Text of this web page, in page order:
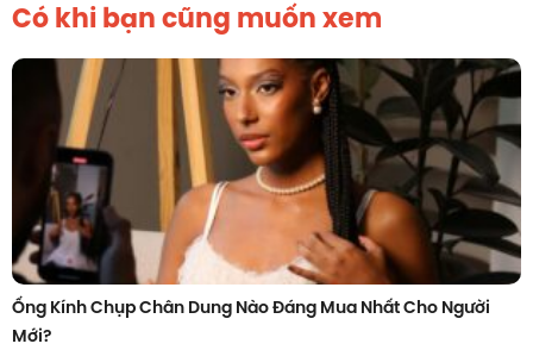
Có khi bạn cũng muốn xem
Ống Kính Chụp Chân Dung Nào Đáng Mua Nhất Cho Người
Mới?